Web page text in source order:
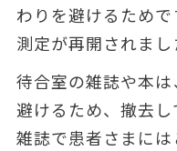
わりを避けるため
測定が再開されまし
待合室の雑誌や本
避けるため、撤去
雑誌で患者さまに